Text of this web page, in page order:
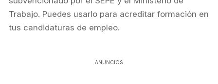
Trabajo. Puedes usarlo para acreditar formación en
tus candidaturas de empleo.
ANUNCIOS